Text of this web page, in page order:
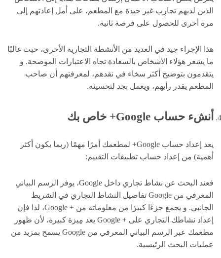
الذين لديهم تجارِب غير جيدة مع المطعم، على أمل إعادتهم إلى
مرة أخرى للحصول على فرصة ثانية.
هذا الإجراء جيد في العديد من الأنشطة التجارية الأخرى، حيث غالبًا
ما يشعر هؤلاء الأشخاص بالسعادة تجاه الاعتبارات الموضحة. و
يتقدمون بتوضيح أكثر سخاء في نقدهم، لمعرفتهم أن صاحب
المطعم يقدر رأيهم، ويعمل بجد لتحسينه.
أنشء حساب Google+ خاص بك
يعد إعداد حساب Google+ لمطعمك أمرًا مهمًا (ربما يكون أكثر
أهمية) من إعداد حساب تطبيقات التقييم:
فعند البحث عن نشاط تجاري داخل Google، يوفر الرسم البياني
المعرفي من Google تفاصيل النشاط التجاري في الشريط
الجانبي. و يجمع جزءًا كبيرًا من معلوماته من + Google، لذا فإن
إعداد نشاطك التجاري على + Google يعد مِيزة كبيرة، لأن ظهور
مطعمك عبر الرسم البياني المعرفي من Google يسمح بمزيد من
عمليات البحث الرئيسية.